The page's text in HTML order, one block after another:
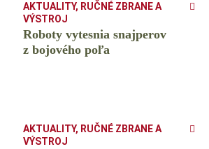
AKTUALITY, RUČNÉ ZBRANE A
VÝSTROJ
Roboty vytesnia snajperov
z bojového poľa
AKTUALITY, RUČNÉ ZBRANE A
VÝSTROJ